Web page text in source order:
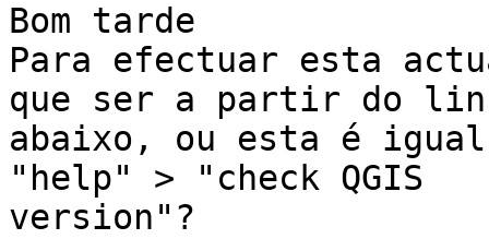
Bom tarde
Para efectuar esta
que ser a partir do
abaixo, ou esta é igual
"help" > "check QGIS
version"?